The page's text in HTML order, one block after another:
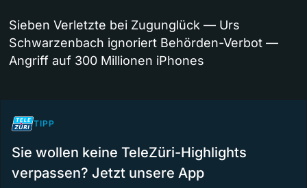
Sieben Verletzte bei Zugunglück — Urs
Schwarzenbach ignoriert Behörden-Verbot —
Angriff auf 300 Millionen iPhones
TIPP
Sie wollen keine TeleZüri-Highlights
verpassen? Jetzt unsere App